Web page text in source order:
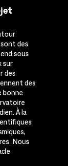
des
sous
sur
des
des
bonne
. Àla
Nous